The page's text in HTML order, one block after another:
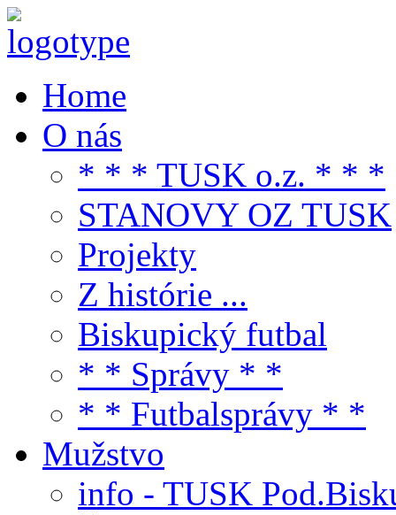
Home
O nás
* * * TUSK o.z. * * *
STANOVY OZ TUSK
Projekty
Z histórie ...
Biskupický futbal
* * Správy * *
* * Futbalsprávy * *
Mužstvo
info - TUSK